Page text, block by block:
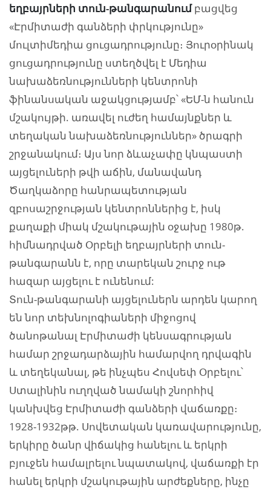
եղբայրների տուն-թանգարանումբացվեց
«Էրմիտաժի գանձերի փրկությունը»
մուլտիմեդիա ցուցադրությունը։ Յուրօրինակ
ցուցադրությունը ստեղծվել է Մեդիա
նախաձեռնությունների կենտրոնի
ֆինանսական աջակցությամբ՝ «ԵՄ-ն հանուն
մշակույթի. առավել ուժեղ համայնքներ և
տեղական նախաձեռնություններ» ծրագրի
շրջանակում։ Այս նոր ձևաչափը կնպաստի
այցելուների թվի աճին, մանավանդ
Ծաղկաձորը հանրապետության
զբոսաշրջության կենտրոններից է, իսկ
քաղաքի միակ մշակութային օջախը 1980թ.
հիմնադրված Օրբելի եղբայրների տուն-
թանգարանն է, որը տարեկան շուրջ ութ
հազար այցելու է ունենում:
Տուն-թանգարանի այցելուներն արդեն կարող
են նոր տեխնոլոգիաների միջոցով
ծանոթանալ Էրմիտաժի կենսագրության
համար շրջադարձային համարվող դրվագին
և տեղեկանալ, թե ինչպես Հովսեփ Օրբելու՝
Ստալինին ուղղված նամակի շնորհիվ
կանխվեց Էրմիտաժի գանձերի վաճառքը։
1928-1932թթ. Սովետական կառավարությունը,
երկիրը ծանր վիճակից հանելու և երկրի
բյուջեն համալրելու նպատակով, վաճառքի էր
հանել երկրի մշակութային արժեքները, ինչը